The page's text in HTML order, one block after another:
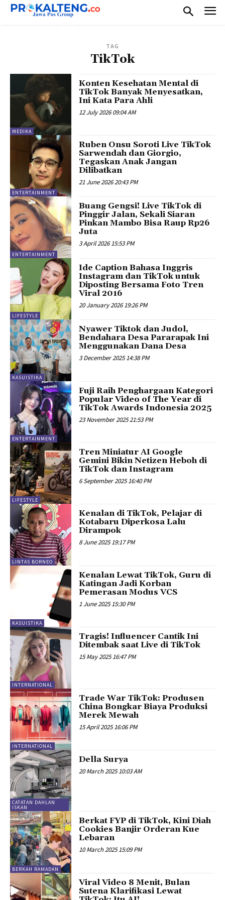
TAG
TikTok
MEDIKA
Konten Kesehatan Mental di
TikTok Banyak Menyesatkan,
Ini Kata Para Ahli
12 July 2026 09:04 AM
ENTERTAINMENT
Ruben Onsu Soroti Live TikTok
Sarwendah dan Giorgio,
Tegaskan Anak Jangan
Dilibatkan
21 June 2026 20:43 PM
ENTERTAINMENT
Buang Gengsi! Live TikTok di
Pinggir Jalan, Sekali Siaran
Pinkan Mambo Bisa Raup Rp26
Juta
3 April 2026 15:53 PM
LIFESTYLE
Ide Caption Bahasa Inggris
Instagram dan TikTok untuk
Diposting Bersama Foto Tren
Viral 2016
20 January 2026 19:26 PM
KASUISTIKA
Nyawer Tiktok dan Judol,
Bendahara Desa Pararapak Ini
Menggunakan Dana Desa
3 December 2025 14:38 PM
ENTERTAINMENT
Fuji Raih Penghargaan Kategori
Popular Video of The Year di
TikTok Awards Indonesia 2025
23 November 2025 21:53 PM
LIFESTYLE
Tren Miniatur AI Google
Gemini Bikin Netizen Heboh di
TikTok dan Instagram
6 September 2025 16:40 PM
LINTAS BORNEO
Kenalan di TikTok, Pelajar di
Kotabaru Diperkosa Lalu
Dirampok
8 June 2025 19:17 PM
KASUISTIKA
Kenalan Lewat TikTok, Guru di
Katingan Jadi Korban
Pemerasan Modus VCS
1 June 2025 15:30 PM
INTERNATIONAL
Tragis! Influencer Cantik Ini
Ditembak saat Live di TikTok
15 May 2025 16:47 PM
INTERNATIONAL
Trade War TikTok: Produsen
China Bongkar Biaya Produksi
Merek Mewah
15 April 2025 16:06 PM
CATATAN DAHLAN
ISKAN
Della Surya
20 March 2025 10:03 AM
BERKAH RAMADAN
Berkat FYP di TikTok, Kini Diah
Cookies Banjir Orderan Kue
Lebaran
10 March 2025 15:09 PM
Viral Video 8 Menit, Bulan
Sutena Klarifikasi Lewat